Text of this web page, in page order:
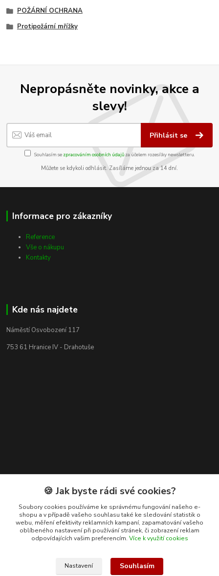
POŽÁRNÍ OCHRANA
Protipožární mřížky
Nepropásněte novinky, akce a
slevy!
Přihlásit se
Souhlasím se zpracováním osobních údajůza účelem rozesílky newsletteru.
Můžete se kdykoli odhlásit. Zasíláme jednou za 14 dní.
Informace pro zákazníky
Reference
Vše o nákupu
Kontakty
Kde nás najdete
Náměstí Osvobození 117
753 61 Hranice IV - Drahotuše
Kontakty
+420 608 400 554
(Po-Pá, 8-15 hod.)
ekohas@ekohas.cz
🍪 Jak byste rádi své cookies?
Soubory cookies používáme ke správnému fungování našeho e-
shopu a v případě vašeho souhlasu také ke sledování statistik o
webu, měření efektivity reklamních kampaní, zapamatování vašeho
oblíbeného nastavení při používání stránek, či zobrazení reklam
odpovídajících vašim preferencím. Více k využití cookies
Nastavení Souhlasím